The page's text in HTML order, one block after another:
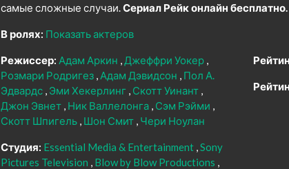
самые сложные случаи.Сериал Рейк онлайн бесплатно.
В ролях: Показать актеров
Режиссер: Адам Аркин
Джеффри Уокер
Розмари Родригез Адам Дэвидсон
Пол А.
Эдвардс Эми Хекерлинг Скотт Уинант
Джон Эвнет Ник Валлелонга Сэм Рэйми
Скотт Шпигель Шон Смит Чери Ноулан
Студия: Essential Media & Entertainment Sony
Pictures Television
Blow by Blow Productions